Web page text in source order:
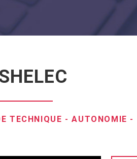
TECHNIQUE -AUTONOMIE -